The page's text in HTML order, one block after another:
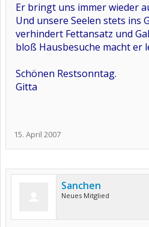
Er bringt uns immer wieder
Und unsere Seelen stets ins
verhindert Fettansatz und
bloß Hausbesuche macht er
Schönen Restsonntag.
Gitta
15. April 2007
Sanchen
Neues Mitglied